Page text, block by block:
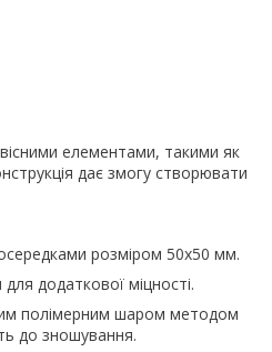
елементами, такими як
дає змогу створювати
розміром 50х50 мм.
додаткової міцності.
полімерним шаром методом
до зношування.